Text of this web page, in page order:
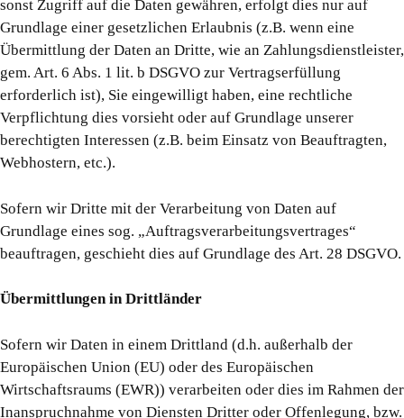
sonst Zugriff auf die Daten gewähren, erfolgt dies nur auf
Grundlage einer gesetzlichen Erlaubnis (z.B. wenn eine
Übermittlung der Daten an Dritte, wie an Zahlungsdienstleister,
gem. Art. 6 Abs. 1 lit. b DSGVO zur Vertragserfüllung
erforderlich ist), Sie eingewilligt haben, eine rechtliche
Verpflichtung dies vorsieht oder auf Grundlage unserer
berechtigten Interessen (z.B. beim Einsatz von Beauftragten,
Webhostern, etc.).
Sofern wir Dritte mit der Verarbeitung von Daten auf
Grundlage eines sog. „Auftragsverarbeitungsvertrages“
beauftragen, geschieht dies auf Grundlage des Art. 28 DSGVO.
Übermittlungen in Drittländer
Sofern wir Daten in einem Drittland (d.h. außerhalb der
Europäischen Union (EU) oder des Europäischen
Wirtschaftsraums (EWR)) verarbeiten oder dies im Rahmen der
Inanspruchnahme von Diensten Dritter oder Offenlegung, bzw.